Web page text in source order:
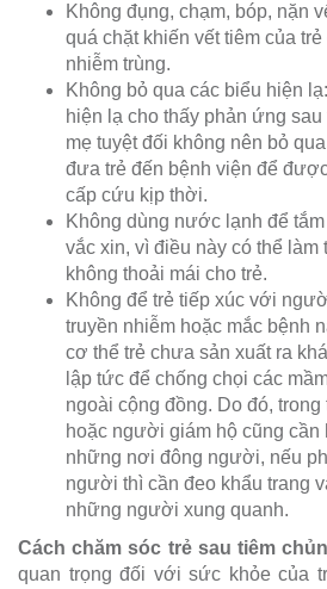
Không đụng, chạm, bóp, nặn
quá chặt khiến vết tiêm của
nhiễm trùng.
Không bỏ qua các biểu hiện
hiện lạ cho thấy phản ứng
mẹ tuyệt đối không nên bỏ
đưa trẻ đến bệnh viện để
cấp cứu kịp thời.
Không dùng nước lạnh để
vắc xin, vì điều này có thể làm
không thoải mái cho trẻ.
Không để trẻ tiếp xúc với
truyền nhiễm hoặc mắc bệnh
cơ thể trẻ chưa sản xuất ra
lập tức để chống chọi các
ngoài cộng đồng. Do đó,
hoặc người giám hộ cũng cần
những nơi đông người, nếu
người thì cần đeo khẩu trang
những người xung quanh.
Cách chăm sóc trẻ sau tiêm
quan trọng đối với sức khỏe của